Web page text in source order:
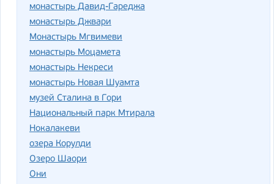
монастырь Давид-Гареджа
монастырь Джвари
Монастырь Мгвимеви
монастырь Моцамета
монастырь Некреси
монастырь Новая Шуамта
музей Сталина в Гори
Национальный парк Мтирала
Нокалакеви
озера Корулди
Озеро Шаори
Они